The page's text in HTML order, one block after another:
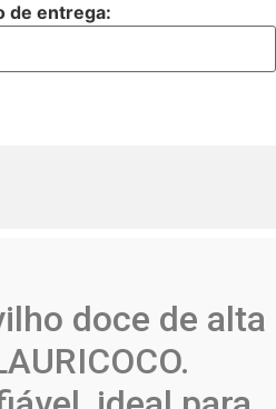
de entrega:
doce de alta